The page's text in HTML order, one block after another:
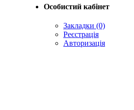
Особистий кабінет
Закладки (0)
Реєстрація
Авторизація